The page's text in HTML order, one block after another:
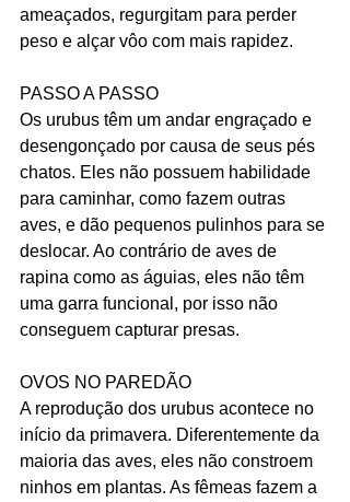
ameaçados, regurgitam para perder
peso e alçar vôo com mais rapidez.
PASSO A PASSO
Os urubus têm um andar engraçado e
desengonçado por causa de seus pés
chatos. Eles não possuem habilidade
para caminhar, como fazem outras
aves, e dão pequenos pulinhos para se
deslocar. Ao contrário de aves de
rapina como as águias, eles não têm
uma garra funcional, por isso não
conseguem capturar presas.
OVOS NO PAREDÃO
A reprodução dos urubus acontece no
início da primavera. Diferentemente da
maioria das aves, eles não constroem
ninhos em plantas. As fêmeas fazem a